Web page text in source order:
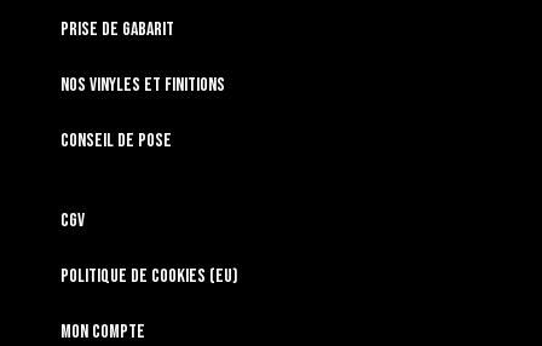
Prise de gabarit
Nos vinyles et finitions
Conseil de pose
CGV
Politique de cookies (EU)
Mon compte